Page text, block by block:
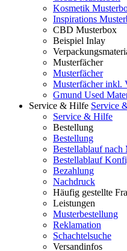
Kosmetik
Inspirations
CBD Musterbox
Beispiel Inlay
Musterfächer
Musterfächer
Musterfächer inkl.
Gmund Used
Service & Hilfe Service
Service & Hilfe
Bestellung
Bestellung
Bestellablauf nach
Bestellablauf
Bezahlung
Nachdruck
Häufig gestellte
Leistungen
Musterbestellung
Reklamation
Schachtelsuche
Versandinfos